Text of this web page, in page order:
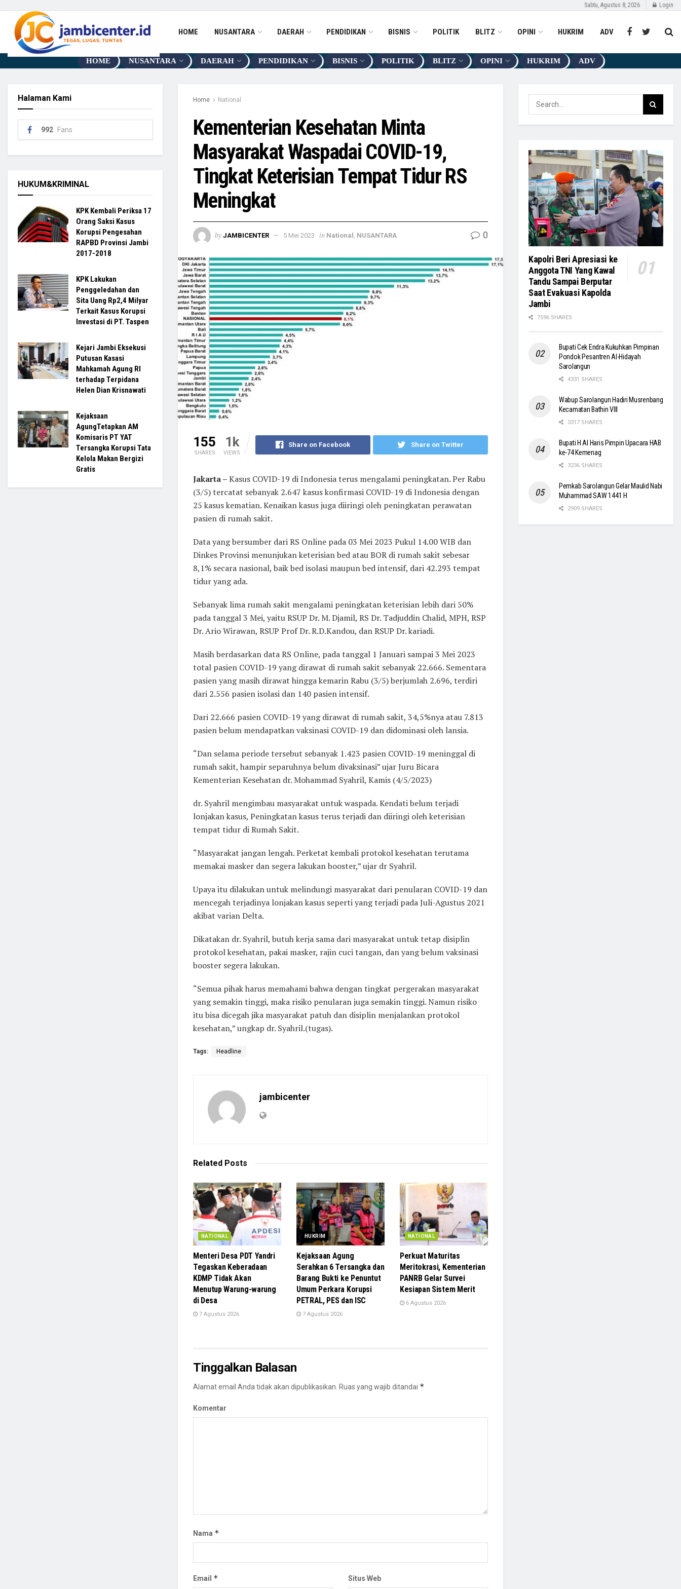
Sabtu, Agustus 8, 2026 Login
HOME NUSANTARA DAERAH PENDIDIKAN BISNIS POLITIK BLITZ OPINI HUKRIM ADV
HOME NUSANTARA DAERAH PENDIDIKAN BISNIS POLITIK BLITZ OPINI HUKRIM ADV
Home National
Kementerian Kesehatan Minta
Masyarakat Waspadai COVID-19,
Tingkat Keterisian Tempat Tidur RS
Meningkat
by JAMBICENTER 5 Mei 2023 in National NUSANTARA 0
155
SHARES
1k
VIEWS
Share on Facebook Share on Twitter
Jakarta –Kasus COVID-19 di Indonesia terus mengalami peningkatan. Per Rabu
(3/5) tercatat sebanyak 2.647 kasus konfirmasi COVID-19 di Indonesia dengan
25 kasus kematian. Kenaikan kasus juga diiringi oleh peningkatan perawatan
pasien di rumah sakit.
Data yang bersumber dari RS Online pada 03 Mei 2023 Pukul 14.00 WIB dan
Dinkes Provinsi menunjukan keterisian bed atau BOR di rumah sakit sebesar
8,1% secara nasional, baik bed isolasi maupun bed intensif, dari 42.293 tempat
tidur yang ada.
Sebanyak lima rumah sakit mengalami peningkatan keterisian lebih dari 50%
pada tanggal 3 Mei, yaitu RSUP Dr. M. Djamil, RS Dr. Tadjuddin Chalid, MPH, RSP
Dr. Ario Wirawan, RSUP Prof Dr. R.D.Kandou, dan RSUP Dr. kariadi.
Masih berdasarkan data RS Online, pada tanggal 1 Januari sampai 3 Mei 2023
total pasien COVID-19 yang dirawat di rumah sakit sebanyak 22.666. Sementara
pasien yang masih dirawat hingga kemarin Rabu (3/5) berjumlah 2.696, terdiri
dari 2.556 pasien isolasi dan 140 pasien intensif.
Dari 22.666 pasien COVID-19 yang dirawat di rumah sakit, 34,5%nya atau 7.813
pasien belum mendapatkan vaksinasi COVID-19 dan didominasi oleh lansia.
“Dan selama periode tersebut sebanyak 1.423 pasien COVID-19 meninggal di
rumah sakit, hampir separuhnya belum divaksinasi” ujar Juru Bicara
Kementerian Kesehatan dr. Mohammad Syahril, Kamis (4/5/2023)
dr. Syahril mengimbau masyarakat untuk waspada. Kendati belum terjadi
lonjakan kasus, Peningkatan kasus terus terjadi dan diiringi oleh keterisian
tempat tidur di Rumah Sakit.
“Masyarakat jangan lengah. Perketat kembali protokol kesehatan terutama
memakai masker dan segera lakukan booster,” ujar dr Syahril.
Upaya itu dilakukan untuk melindungi masyarakat dari penularan COVID-19 dan
mencegah terjadinya lonjakan kasus seperti yang terjadi pada Juli-Agustus 2021
akibat varian Delta.
Dikatakan dr. Syahril, butuh kerja sama dari masyarakat untuk tetap disiplin
protokol kesehatan, pakai masker, rajin cuci tangan, dan yang belum vaksinasi
booster segera lakukan.
“Semua pihak harus memahami bahwa dengan tingkat pergerakan masyarakat
yang semakin tinggi, maka risiko penularan juga semakin tinggi. Namun risiko
itu bisa dicegah jika masyarakat patuh dan disiplin menjalankan protokol
kesehatan,” ungkap dr. Syahril.(tugas).
Tags: Headline
jambicenter
Related Posts
NATIONAL
Menteri Desa PDT Yandri
Tegaskan Keberadaan
KDMP Tidak Akan
Menutup Warung-warung
di Desa
7 Agustus 2026
HUKRIM
Kejaksaan Agung
Serahkan 6 Tersangka dan
Barang Bukti ke Penuntut
Umum Perkara Korupsi
PETRAL, PES dan ISC
7 Agustus 2026
NATIONAL
Perkuat Maturitas
Meritokrasi, Kementerian
PANRB Gelar Survei
Kesiapan Sistem Merit
6 Agustus 2026
Tinggalkan Balasan
Alamat email Anda tidak akan dipublikasikan. Ruas yang wajib ditandai *
Komentar
Nama *
Email * Situs Web
Halaman Kami
992 Fans
HUKUM&KRIMINAL
KPK Kembali Periksa 17
Orang Saksi Kasus
Korupsi Pengesahan
RAPBD Provinsi Jambi
2017-2018
KPK Lakukan
Penggeledahan dan
Sita Uang Rp2,4 Milyar
Terkait Kasus Korupsi
Investasi di PT. Taspen
Kejari Jambi Eksekusi
Putusan Kasasi
Mahkamah Agung RI
terhadap Terpidana
Helen Dian Krisnawati
Kejaksaan
AgungTetapkan AM
Komisaris PT YAT
Tersangka Korupsi Tata
Kelola Makan Bergizi
Gratis
Kapolri Beri Apresiasi ke
Anggota TNI Yang Kawal
Tandu Sampai Berputar
Saat Evakuasi Kapolda
Jambi
7596 SHARES
Bupati Cek Endra Kukuhkan Pimpinan
Pondok Pesantren Al-Hidayah
Sarolangun
4331 SHARES
Wabup Sarolangun Hadiri Musrenbang
Kecamatan Bathin VIII
3317 SHARES
Bupati H Al Haris Pimpin Upacara HAB
ke-74 Kemenag
3236 SHARES
Pemkab Sarolangun Gelar Maulid Nabi
Muhammad SAW 1441 H
2909 SHARES